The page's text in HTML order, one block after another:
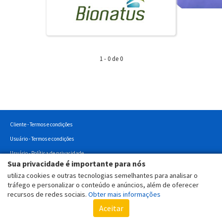
Sua privacidade é importante para nós
utiliza cookies e outras tecnologias semelhantes para analisar o
tráfego e personalizar o conteúdo e anúncios, além de oferecer
recursos de redes sociais. Obter mais informações
Aceitar
1 - 0 de 0
Cliente - Termos e condições
Usuário - Termos e condições
Usuário - Política de privacidade
Usuário - Politica de Cookies
Copyright © 2022 - Todos os direitos reservados.